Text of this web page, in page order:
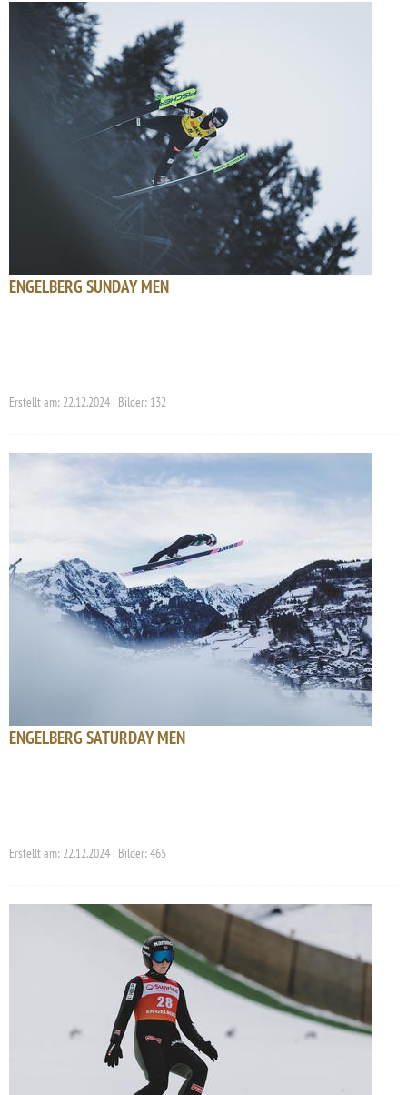
ENGELBERG SUNDAY MEN
Erstellt am: 22.12.2024 | Bilder: 132
ENGELBERG SATURDAY MEN
Erstellt am: 22.12.2024 | Bilder: 465